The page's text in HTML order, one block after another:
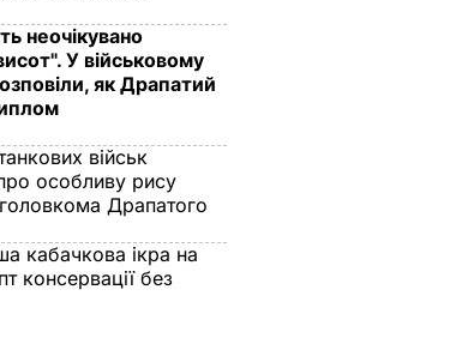
там його
члени
неочікувано
У військовому
як Драпатий
військ
особливу рису
Драпатого
кабачкова ікра на
консервації без